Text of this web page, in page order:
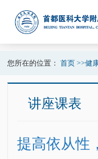
您所在的位置： 首页>>健
讲座课表
提高依从性